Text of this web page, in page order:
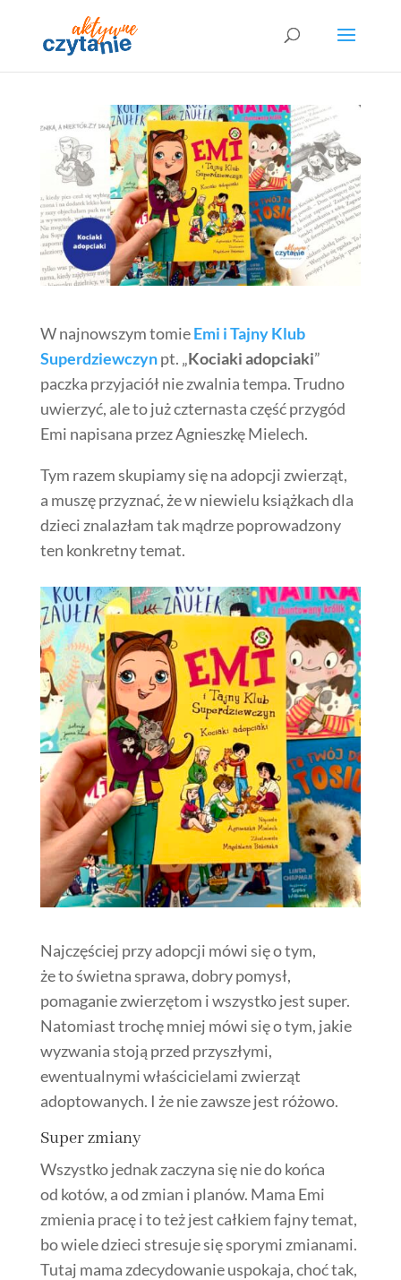
W najnowszym tomieEmi i Tajny Klub
Superdziewczynpt. „Kociaki adopciaki”
paczka przyjaciół nie zwalnia tempa. Trudno
uwierzyć, ale to już czternasta część przygód
Emi napisana przez Agnieszkę Mielech.
Tym razem skupiamy się na adopcji zwierząt,
a muszę przyznać, że w niewielu książkach dla
dzieci znalazłam tak mądrze poprowadzony
ten konkretny temat.
Najczęściej przy adopcji mówi się o tym,
że to świetna sprawa, dobry pomysł,
pomaganie zwierzętom i wszystko jest super.
Natomiast trochę mniej mówi się o tym, jakie
wyzwania stoją przed przyszłymi,
ewentualnymi właścicielami zwierząt
adoptowanych. I że nie zawsze jest różowo.
Super zmiany
Wszystko jednak zaczyna się nie do końca
od kotów, a od zmian i planów. Mama Emi
zmienia pracę i to też jest całkiem fajny temat,
bo wiele dzieci stresuje się sporymi zmianami.
Tutaj mama zdecydowanie uspokaja, choć tak,